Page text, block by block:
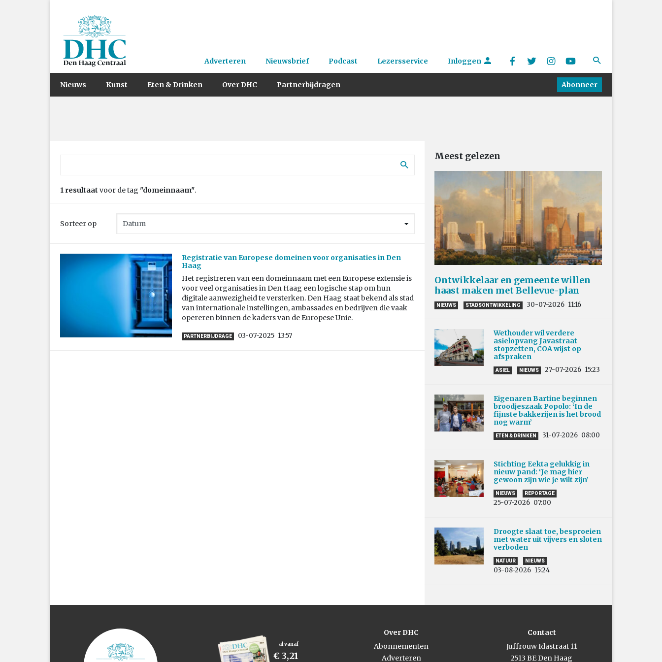
Adverteren Nieuwsbrief Podcast Lezersservice Inloggen
Nieuws Kunst Eten & Drinken Over DHC Partnerbijdragen Abonneer
1 resultaat voor de tag "domeinnaam".
Sorteer op
Registratie van Europese domeinen voor organisaties in Den
Haag
Het registreren van een domeinnaam met een Europese extensie is
voor veel organisaties in Den Haag een logische stap om hun
digitale aanwezigheid te versterken. Den Haag staat bekend als stad
van internationale instellingen, ambassades en bedrijven die vaak
opereren binnen de kaders van de Europese Unie.
PARTNERBIJDRAGE 03-07-2025 13:57
Meest gelezen
Ontwikkelaar en gemeente willen
haast maken met Bellevue-plan
NIEUWS STADSONTWIKKELING 30-07-2026 11:16
Wethouder wil verdere
asielopvang Javastraat
stopzetten, COA wijst op
afspraken
ASIEL NIEUWS 27-07-2026 15:23
Eigenaren Bartine beginnen
broodjeszaak Popolo: ‘In de
fijnste bakkerijen is het brood
nog warm’
ETEN & DRINKEN 31-07-2026 08:00
Stichting Eekta gelukkig in
nieuw pand: ‘Je mag hier
gewoon zijn wie je wilt zijn’
NIEUWS REPORTAGE
25-07-2026 07:00
Droogte slaat toe, besproeien
met water uit vijvers en sloten
verboden
NATUUR NIEUWS
03-08-2026 15:24
al vanaf
€ 3,21
Over DHC
Abonnementen
Adverteren
Contact
Juffrouw Idastraat 11
2513 BE Den Haag